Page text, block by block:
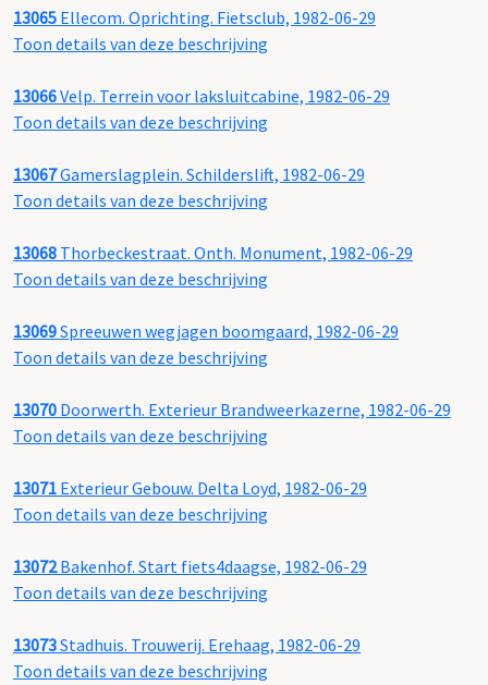
13065 Ellecom. Oprichting. Fietsclub, 1982-06-29
Toon details van deze beschrijving
13066Velp. Terrein voor laksluitcabine, 1982-06-29
Toon details van deze beschrijving
13067Gamerslagplein. Schilderslift, 1982-06-29
Toon details van deze beschrijving
13068 Thorbeckestraat. Onth. Monument, 1982-06-29
Toon details van deze beschrijving
13069Spreeuwen wegjagen boomgaard, 1982-06-29
Toon details van deze beschrijving
13070 Doorwerth. Exterieur Brandweerkazerne, 1982-06-29
Toon details van deze beschrijving
13071 Exterieur Gebouw. Delta Loyd, 1982-06-29
Toon details van deze beschrijving
13072Bakenhof. Start fiets4daagse, 1982-06-29
Toon details van deze beschrijving
13073Stadhuis. Trouwerij. Erehaag, 1982-06-29
Toon details van deze beschrijving